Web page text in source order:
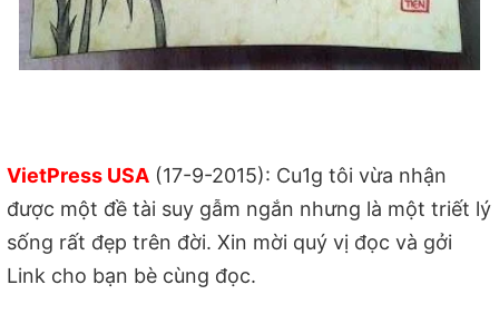
VietPress USA (17-9-2015): Cu1g tôi vừa nhận
được một đề tài suy gẫm ngắn nhưng là một triết lý
sống rất đẹp trên đời. Xin mời quý vị đọc và gởi
Link cho bạn bè cùng đọc.